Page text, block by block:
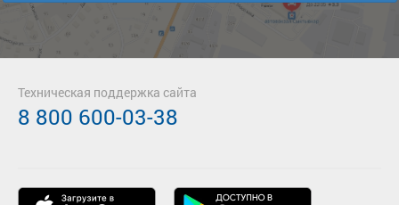
Техническая поддержка сайта
8 800 600-03-38